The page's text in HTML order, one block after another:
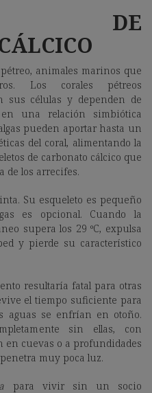
DE
animales marinos que
Los corales pétreos
sus células y dependen de
una relación simbiótica
pueden aportar hasta un
del coral, alimentando la
de carbonato cálcico que
de los arrecifes.
Su esqueleto es pequeño
es opcional. Cuando la
supera los 29 ºC, expulsa
y pierde su característico
resultaría fatal para otras
el tiempo suficiente para
aguas se enfrían en otoño.
sin ellas, con
en cuevas o a profundidades
muy poca luz.
para vivir sin un socio